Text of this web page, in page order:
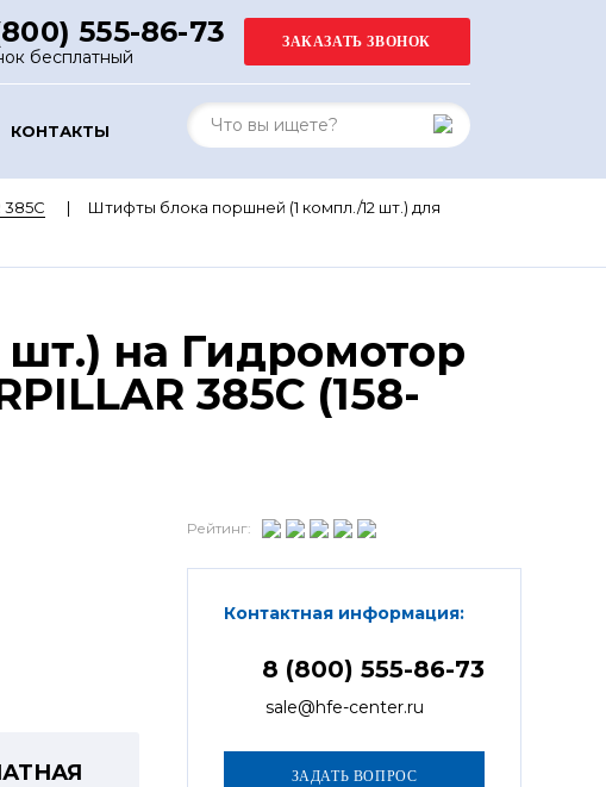
555-86-73
бесплатный
КОНТАКТЫ
385C
Штифты блока поршней (1 компл./12 шт.) для
на Гидромотор
385C (158-
Рейтинг:
Контактная информация:
8 (800) 555-86-73
sale@hfe-center.ru